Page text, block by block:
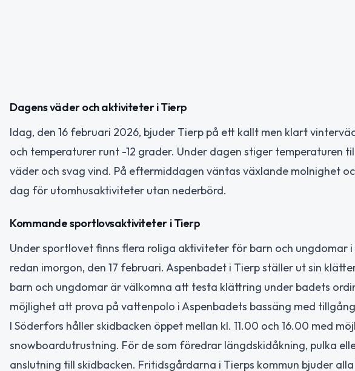
Dagens väder och aktiviteter i Tierp
Idag, den 16 februari 2026, bjuder Tierp på ett kallt men klart
och temperaturer runt -12 grader. Under dagen stiger
väder och svag vind. På eftermiddagen väntas växlande molnighet
dag för utomhusaktiviteter utan nederbörd.
Kommande sportlovsaktiviteter i Tierp
Under sportlovet finns flera roliga aktiviteter för barn och ungdomar
redan imorgon, den 17 februari. Aspenbadet i Tierp ställer ut sin
barn och ungdomar är välkomna att testa klättring under badets
möjlighet att prova på vattenpolo i Aspenbadets bassäng med
I Söderfors håller skidbacken öppet mellan kl. 11.00 och 16.00 med
snowboardutrustning. För de som föredrar längdskidåkning, pulka
anslutning till skidbacken. Fritidsgårdarna i Tierps kommun bjuder